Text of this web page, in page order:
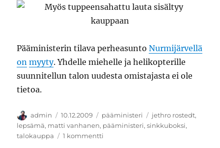
Pääministerin tilava perheasuntoNurmijärvellä
on myyty. Yhdelle miehelle ja helikopterille
suunnitellun talon uudesta omistajasta ei ole
tietoa.
Kirjoittaja
admin Julkaistu
10.12.2009 Kategoriat
pääministeri Avainsanat
jethro rostedt,
lepsämä, matti vanhanen, pääministeri,sinkkuboksi,
talokauppa
1 kommentti